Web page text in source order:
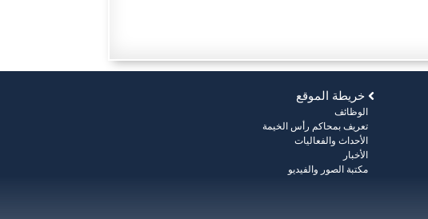
خريطة الموقع
الوظائف
تعريف بمحاكم رأس الخيمة
الأحداث والفعاليات
الأخبار
مكتبة الصور والفيديو